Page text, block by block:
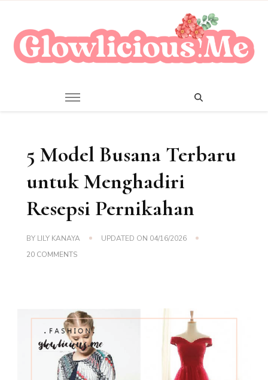
5 Model Busana Terbaru
untuk Menghadiri
Resepsi Pernikahan
BY LILY KANAYA UPDATED ON 04/16/2026
20 COMMENTSON
MENGHADIRI
RESEPSI
PERNIKAHAN